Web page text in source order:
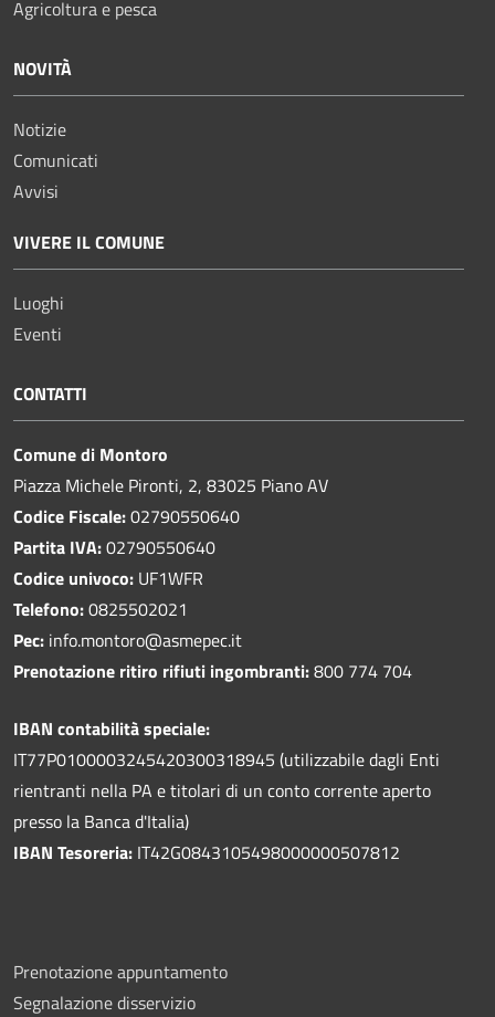
Agricoltura e pesca
NOVITÀ
Notizie
Comunicati
Avvisi
VIVERE IL COMUNE
Luoghi
Eventi
CONTATTI
Comune di Montoro
Piazza Michele Pironti, 2, 83025 Piano AV
Codice Fiscale:02790550640
Partita IVA:02790550640
Codice univoco: UF1WFR
Telefono:0825502021
Pec: info.montoro@asmepec.it
Prenotazione ritiro rifiuti ingombranti:800 774 704
IBAN contabilità speciale:
IT77P0100003245420300318945 (utilizzabile dagli Enti
rientranti nella PA e titolari di un conto corrente aperto
presso la Banca d'Italia)
IBAN Tesoreria: IT42G0843105498000000507812
Prenotazione appuntamento
Segnalazione disservizio